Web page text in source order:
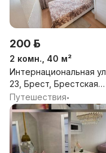
200 р.
2 комн., 40 м²
Интернациональная ул,
23, Брест, Брестская
обл.
Путешествия•